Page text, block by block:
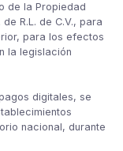
de la Propiedad
R.L. de C.V., para
para los efectos
la legislación
digitales, se
nacional, durante